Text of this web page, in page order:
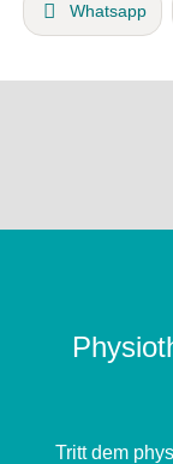
Whatsapp
Tritt dem